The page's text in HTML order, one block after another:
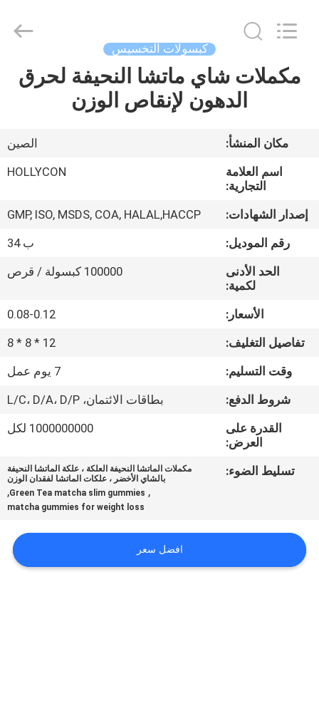
منزل
أشرطة
حول
في
المعمل
ضبط
الجودة
اتصل
أخبار
كبسولات التخسيس
مكملات شاي ماتشا النحيفة لحرق
الدهون لإنقاص الوزن
مكان المنشأ:
الصين
اسم العلامة
التجارية:
HOLLYCON
إصدار الشهادات:
GMP, ISO, MSDS, COA, HALAL,HACCP
رقم الموديل:
ب 34
الحد الأدنى
لكمية:
100000 كبسولة / قرص
الأسعار:
0.08-0.12
تفاصيل التغليف:
12 * 8 * 8
وقت التسليم:
7 يوم عمل
شروط الدفع:
بطاقات الائتمان، L/C، D/A، D/P
القدرة على
العرض:
1000000000 لكل
تسليط الضوء:
مكملات الماتشا النحيفة العلكة ، علكة الماتشا النحيفة
بالشاي الأخضر ، علكات الماتشا لفقدان الوزن
,
Green Tea matcha slim gummies
,
matcha gummies for weight loss
افضل سعر